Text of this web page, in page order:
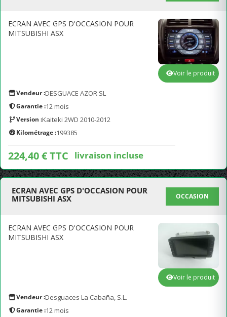
ECRAN AVEC GPS D'OCCASION POUR
MITSUBISHI ASX
Vendeur :DESGUACE AZOR SL
Garantie :12 mois
Version :Kaiteki 2WD 2010-2012
Kilométrage :199385
224,40 € TTC livraison incluse
Voir le produit
ECRAN AVEC GPS D'OCCASION POUR
MITSUBISHI ASX
OCCASION
ECRAN AVEC GPS D'OCCASION POUR
MITSUBISHI ASX
Vendeur :Desguaces La Cabaña, S.L.
Garantie :12 mois
Voir le produit